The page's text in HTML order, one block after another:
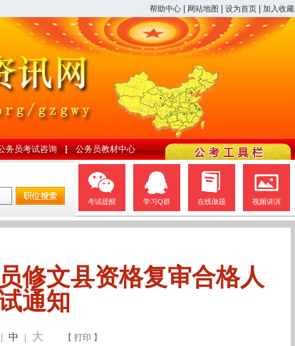
帮助中心 网站地图 设为首页 加入收藏
务员考试咨询 公务员教材中心
考试提醒 学习Q群 在线做题 视频讲演
修文县资格复审合格人
通知
中 大 【 打印 】